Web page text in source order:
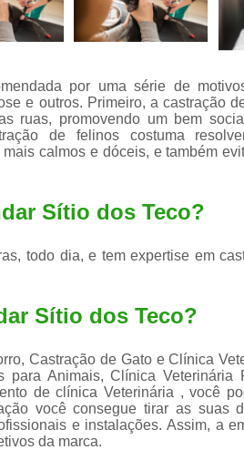
Consulta Médica
Consulta para
Consulta para
Consulta
Exame
Exame para
Internação para Animais
Internação Semi
por uma série de
e outros. Primeiro, a castração
ruas, promovendo um bem
de felinos costuma
calmos e dóceis, e também
Sítio dos Teco?
todo dia, e tem expertise em
Sítio dos Teco?
Castração de Gato e Clínica
Animais, Clínica Veterinária
de clínica Veterinária , você
você consegue tirar as suas
e instalações. Assim, a
da marca.